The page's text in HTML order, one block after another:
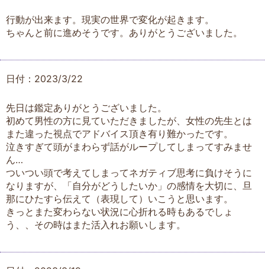
行動が出来ます。現実の世界で変化が起きます。
ちゃんと前に進めそうです。ありがとうございました。
日付：2023/3/22
先日は鑑定ありがとうございました。
初めて男性の方に見ていただきましたが、女性の先生とは
また違った視点でアドバイス頂き有り難かったです。
泣きすぎて頭がまわらず話がループしてしまってすみませ
ん…
ついつい頭で考えてしまってネガティブ思考に負けそうに
なりますが、「自分がどうしたいか」の感情を大切に、旦
那にひたすら伝えて（表現して）いこうと思います。
きっとまた変わらない状況に心折れる時もあるでしょ
う、、その時はまた活入れお願いします。